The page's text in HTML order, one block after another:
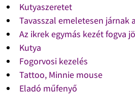
Kutyaszeretet
Tavasszal emeletesen járnak
Az ikrek egymás kezét fogva
Kutya
Fogorvosi kezelés
Tattoo, Minnie mouse
Eladó műfenyő